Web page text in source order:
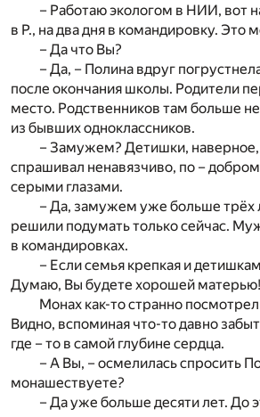
– Работаю экологом в НИИ, вот
в Р., на два дня в командировку. Это
– Да что Вы?
– Да, – Полина вдруг
после окончания школы. Родители
место. Родственников там больше
из бывших одноклассников.
– Замужем? Детишки, наверное,
спрашивал ненавязчиво, по –
серыми глазами.
– Да, замужем уже больше трёх
решили подумать только сейчас.
в командировках.
– Если семья крепкая и
Думаю, Вы будете хорошей
Монах как-то странно
Видно, вспоминая что-то давно
где – то в самой глубине сердца.
– А Вы, – осмелилась спросить
монашествуете?
– Да уже больше десяти лет. До